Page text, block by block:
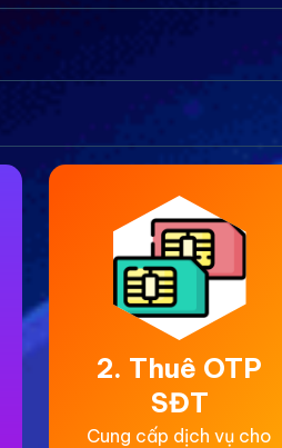
2. Thuê OTP
SĐT
Cung cấp dịch vụ cho